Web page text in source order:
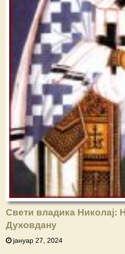
Свети владика Николај:
Духовдану
јануар 27, 2024